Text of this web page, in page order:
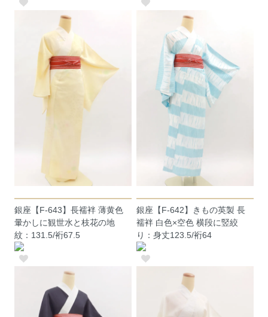
銀座【F-643】長襦袢 薄黄色
暈かしに観世水と枝花の地
紋：131.5/裄67.5
銀座【F-642】きもの英製 長
襦袢 白色×空色 横段に竪絞
り：身丈123.5/裄64